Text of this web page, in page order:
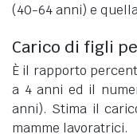
(40-64 anni) e
Carico di figli
È il rapporto
a 4 anni ed il
anni). Stima il
mamme lavoratrici.